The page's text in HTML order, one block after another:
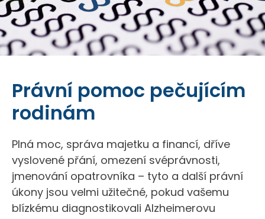
Právní pomoc pečujícím
rodinám
Plná moc, správa majetku a financí, dříve
vyslovené přání, omezení svéprávnosti,
jmenování opatrovníka – tyto a další právní
úkony jsou velmi užitečné, pokud vašemu
blízkému diagnostikovali Alzheimerovu